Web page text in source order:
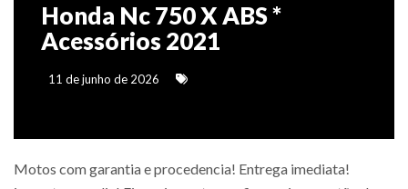
Honda Nc 750 X ABS *
Acessórios 2021
11 de junho de 2026
Motos com garantia e procedencia! Entrega imediata!